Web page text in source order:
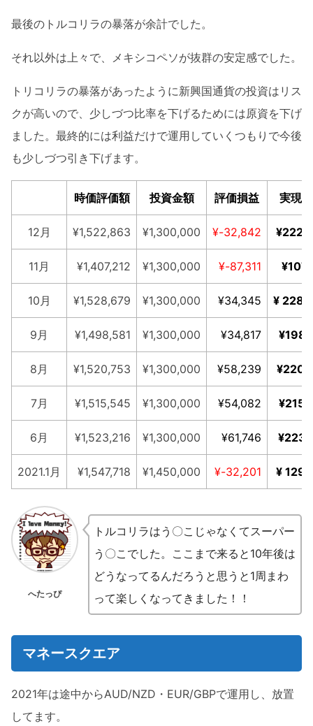
最後のトルコリラの暴落が余計でした。
それ以外は上々で、メキシコペソが抜群の安定感でした。
トリコリラの暴落があったように新興国通貨の投資はリス
クが高いので、少しづつ比率を下げるためには原資を下げ
ました。最終的には利益だけで運用していくつもりで今後
も少しづつ引き下げます。
時価評価額 投資金額 評価損益 実現
12月 ¥1,522,863 ¥1,300,000 ¥-32,842
11月 ¥1,407,212 ¥1,300,000 ¥-87,311
10月 ¥1,528,679 ¥1,300,000 ¥34,345 ¥
9月 ¥1,498,581 ¥1,300,000 ¥34,817
8月 ¥1,520,753 ¥1,300,000 ¥58,239
7月 ¥1,515,545 ¥1,300,000 ¥54,082
6月 ¥1,523,216 ¥1,300,000 ¥61,746
2021.1月 ¥1,547,718 ¥1,450,000 ¥-32,201 ¥
へたっぴ
トルコリラはう〇こじゃなくてスーパー
う〇こでした。ここまで来ると10年後は
どうなってるんだろうと思うと1周まわ
って楽しくなってきました！！
マネースクエア
2021年は途中からAUD/NZD・EUR/GBPで運用し、放置
してます。